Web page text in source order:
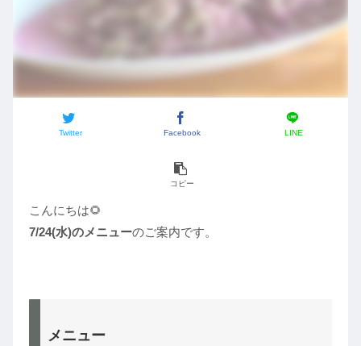
Twitter Facebook LINE
コピー
こんにちは🌻
7/24(水)のメニューのご案内です。
メニュー